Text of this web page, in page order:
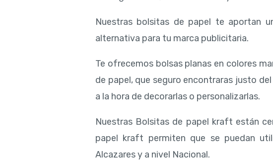
Nuestras bolsitas de papel te aportan
alternativa para tu marca publicitaria.
Te ofrecemos bolsas planas en colores
de papel, que seguro encontraras justo
a la hora de decorarlas o personalizarlas.
Nuestras Bolsitas de papel kraft están
papel kraft permiten que se puedan
Alcazares y a nivel Nacional.